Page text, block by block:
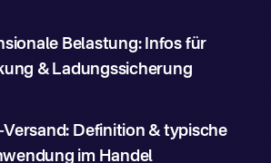
Belastung: Infos für
& Ladungssicherung
Definition & typische
im Handel